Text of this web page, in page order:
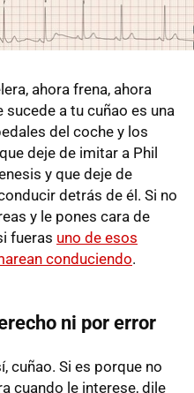
ahora frena, ahora
sucede a tu cuñao es una
del coche y los
deje de imitar a Phil
y que deje de
detrás de él. Si no
y le pones cara de
fueras uno de esos
conduciendo.
ni por error
cuñao. Si es porque no
cuando le interese, dile